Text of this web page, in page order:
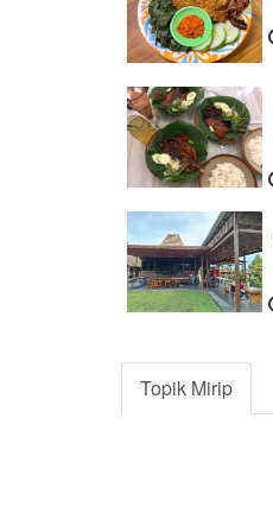
Topik Mirip